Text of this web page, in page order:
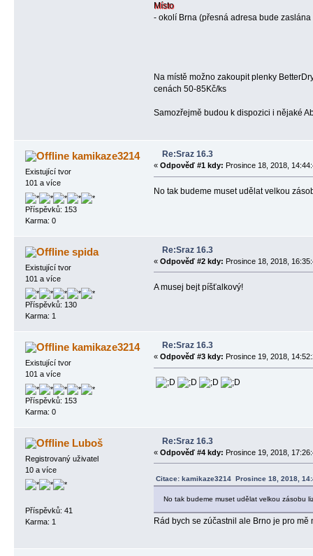
Místo
- okolí Brna (přesná adresa bude zaslána
Na místě možno zakoupit plenky
cenách 50-85Kč/ks
Samozřejmě budou k dispozici i nějaké
kamikaze3214
Existující tvor
101 a více
Příspěvků: 153
Karma: 0
Re:Sraz 16.3
« Odpověď #1 kdy: Prosince 18, 2018,
No tak budeme muset udělat velkou
spida
Existující tvor
101 a více
Příspěvků: 130
Karma: 1
Re:Sraz 16.3
« Odpověď #2 kdy: Prosince 18, 2018,
A musej bejt píšťalkový!
kamikaze3214
Existující tvor
101 a více
Příspěvků: 153
Karma: 0
Re:Sraz 16.3
« Odpověď #3 kdy: Prosince 19, 2018,
Luboš
Registrovaný uživatel
10 a více
Příspěvků: 41
Karma: 1
Re:Sraz 16.3
« Odpověď #4 kdy: Prosince 19, 2018,
Citace: kamikaze3214 Prosince 18, 2018,
No tak budeme muset udělat velkou zásobu
Rád bych se zúčastnil ale Brno je pro mě